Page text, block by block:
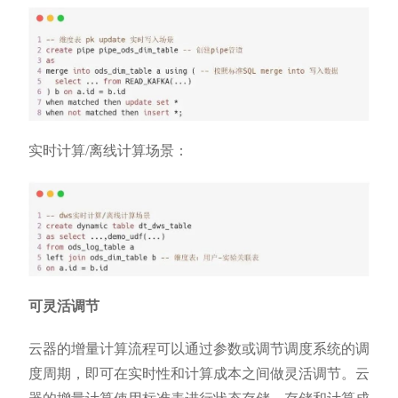
实时计算/离线计算场景：
可灵活调节
云器的增量计算流程可以通过参数或调节调度系统的调
度周期，即可在实时性和计算成本之间做灵活调节。云